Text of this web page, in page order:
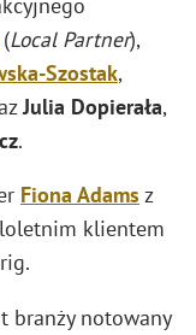
(Local Partner),
Szostak,
Julia Dopierała,
.
Fiona Adams z
klientem
branży notowany